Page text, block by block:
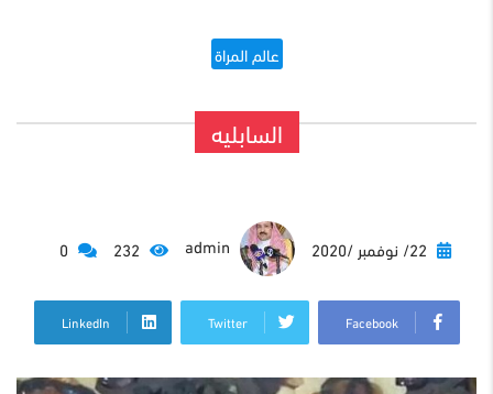
عالم المراة
السابليه
Facebook
Twitter
LinkedIn